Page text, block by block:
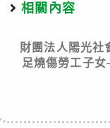
相關內容
財團法人陽光社
足燒傷勞工子